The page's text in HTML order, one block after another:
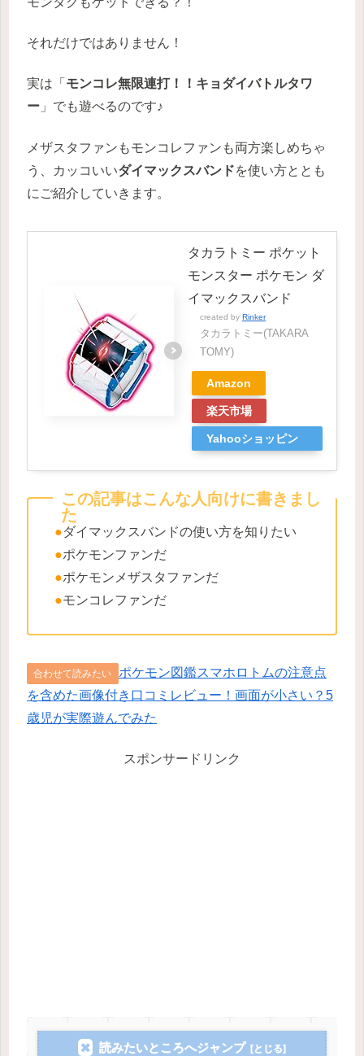
それだけではありません！
実は「 モンコレ無限連打！！キョダイバトルタワ
ー 」でも遊べるのです♪
メザスタファンもモンコレファンも両方楽しめちゃ
う、カッコいいダイマックスバンドを使い方ととも
にご紹介していきます。
タカラトミー ポケット
モンスター ポケモン ダ
イマックスバンド
created by Rinker
タカラトミー(TAKARA
TOMY)
Amazon
楽天市場
Yahooショッピン
この記事はこんな人向けに書きまし
た
●ダイマックスバンドの使い方を知りたい
●ポケモンファンだ
●ポケモンメザスタファンだ
●モンコレファンだ
合わせて読みたい
ポケモン図鑑スマホロトムの注意点
を含めた画像付き口コミレビュー！画面が小さい？5
歳児が実際遊んでみた
スポンサードリンク
読みたいところへジャンプ